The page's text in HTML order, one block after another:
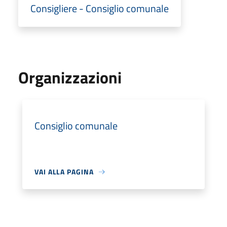
Consigliere - Consiglio comunale
Organizzazioni
Consiglio comunale
VAI ALLA PAGINA